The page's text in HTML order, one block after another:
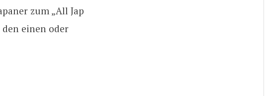
zum „All Jap
den einen oder